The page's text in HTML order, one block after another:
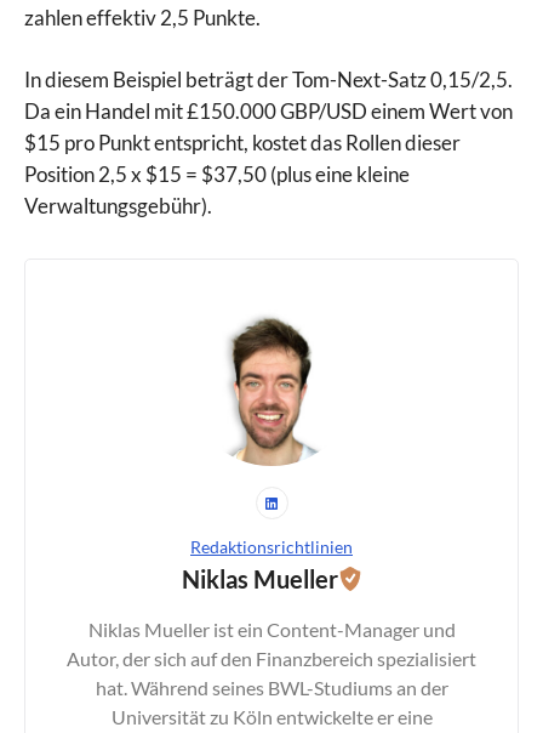
zahlen effektiv 2,5 Punkte.
In diesem Beispiel beträgt der Tom-Next-Satz 0,15/2,5.
Da ein Handel mit £150.000 GBP/USD einem Wert von
$15 pro Punkt entspricht, kostet das Rollen dieser
Position 2,5 x $15 = $37,50 (plus eine kleine
Verwaltungsgebühr).
Redaktionsrichtlinien
Niklas Mueller
Niklas Mueller ist ein Content-Manager und
Autor, der sich auf den Finanzbereich spezialisiert
hat. Während seines BWL-Studiums an der
Universität zu Köln entwickelte er eine